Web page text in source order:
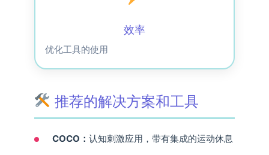
效率
优化工具的使用
推荐的解决方案和工具
COCO： 认知刺激应用，带有集成的运动休息